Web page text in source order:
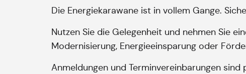
Die Energiekarawane ist in vollem Gange.
Nutzen Sie die Gelegenheit und nehmen Sie
Modernisierung, Energieeinsparung oder
Anmeldungen und Terminvereinbarungen sind